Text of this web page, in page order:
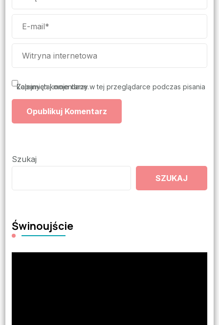
Zapamiętaj moje dane w tej przeglądarce podczas pisania kolejnych komentarzy.
Szukaj
SZUKAJ
Świnoujście